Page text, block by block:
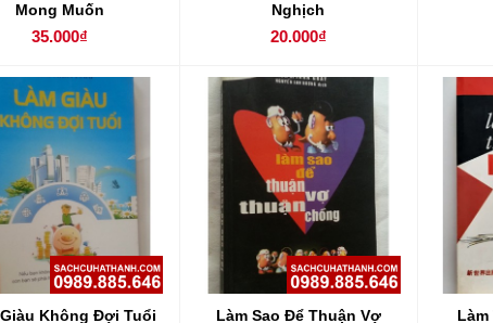
Mong Muốn
35.000₫
Nghịch
20.000₫
Không Đợi Tuổi
Làm Sao Để Thuận Vợ
Làm